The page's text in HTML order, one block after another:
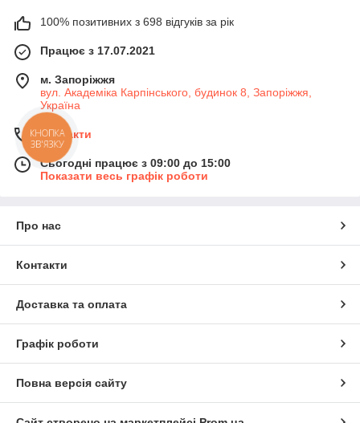
100% позитивних з 698 відгуків за рік
Працює з 17.07.2021
м. Запоріжжя
вул. Академіка Карпінського, будинок 8, Запоріжжя,
Україна
Контакти
Сьогодні працює з 09:00 до 15:00
Показати весь графік роботи
Про нас
Контакти
Доставка та оплата
Графік роботи
Повна версія сайту
КНОПКА
ЗВ'ЯЗКУ